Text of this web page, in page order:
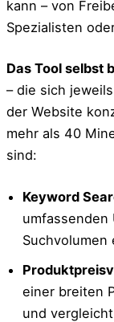
kann – von
Spezialisten
Das Tool selbst
– die sich
der Website
mehr als 40
sind:
Keyword
umfassenden
einer breiten
und